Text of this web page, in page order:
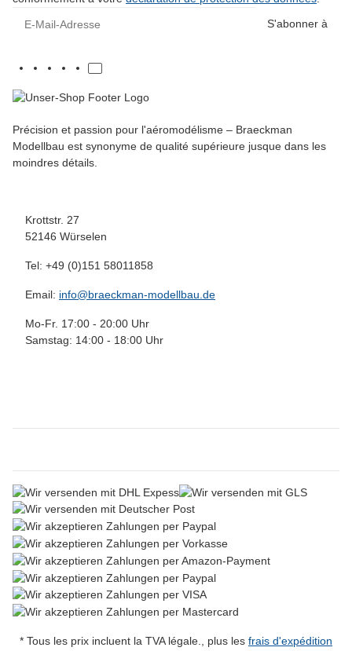
S'abonner à
Précision et passion pour l'aéromodélisme – Braeckman
Modellbau est synonyme de qualité supérieure jusque dans les
moindres détails.
Krottstr. 27
52146 Würselen
Tel: +49 (0)151 58011858
Email: info@braeckman-modellbau.de
Mo-Fr. 17:00 - 20:00 Uhr
Samstag: 14:00 - 18:00 Uhr
* Tous les prix incluent la TVA légale., plus les frais d'expédition